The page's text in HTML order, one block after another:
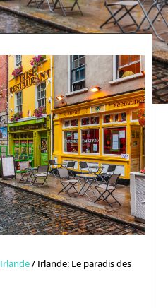
Irlande/ Irlande: Le paradis des